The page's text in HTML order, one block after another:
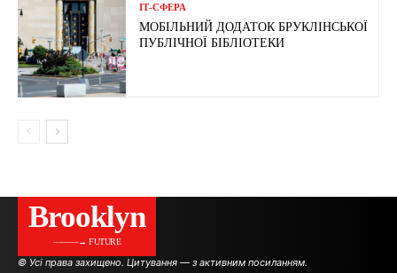
ІТ-СФЕРА
МОБІЛЬНИЙ ДОДАТОК БРУКЛІНСЬКОЇ
ПУБЛІЧНОЇ БІБЛІОТЕКИ
Brooklyn
———→ FUTURE
© Усі права захищено. Цитування — з активним посиланням.